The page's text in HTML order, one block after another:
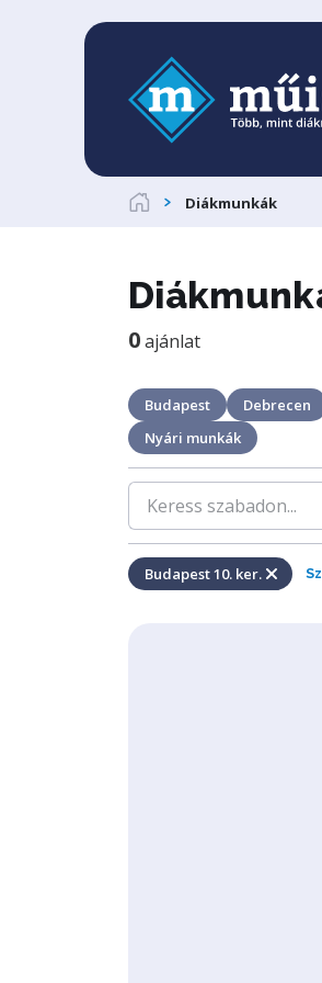
Diákmunkák
0ajánlat
Budapest Debrecen
Nyári munkák
Budapest 10. ker.